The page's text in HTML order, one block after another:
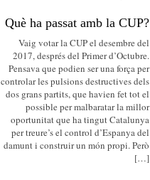
Què ha passat amb la CUP?
Vaig votar la CUP el desembre del
2017, després del Primer d’Octubre.
Pensava que podien ser una força per
controlar les pulsions destructives dels
dos grans partits, que havien fet tot el
possible per malbaratar la millor
oportunitat que ha tingut Catalunya
per treure’s el control d’Espanya del
damunt i construir un món propi. Però
[…]